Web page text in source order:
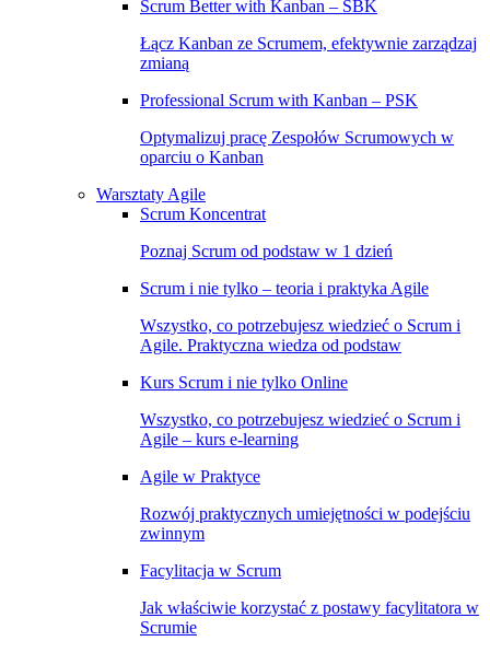
Scrum Better with Kanban – SBK
Łącz Kanban ze Scrumem, efektywnie zarządzaj
zmianą
Professional Scrum with Kanban – PSK
Optymalizuj pracę Zespołów Scrumowych w
oparciu o Kanban
Warsztaty Agile
Scrum Koncentrat
Poznaj Scrum od podstaw w 1 dzień
Scrum i nie tylko – teoria i praktyka Agile
Wszystko, co potrzebujesz wiedzieć o Scrum i
Agile. Praktyczna wiedza od podstaw
Kurs Scrum i nie tylko Online
Wszystko, co potrzebujesz wiedzieć o Scrum i
Agile – kurs e-learning
Agile w Praktyce
Rozwój praktycznych umiejętności w podejściu
zwinnym
Facylitacja w Scrum
Jak właściwie korzystać z postawy facylitatora w
Scrumie